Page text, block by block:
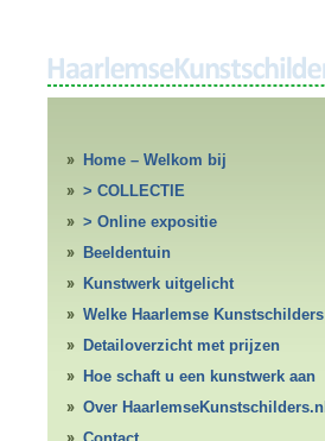
Home – Welkom bij
HaarlemseKunstschilders.nl
> COLLECTIE
> Online expositie
Beeldentuin
Kunstwerk uitgelicht
Welke Haarlemse Kunstschilders
Detailoverzicht met prijzen
Hoe schaft u een kunstwerk aan
Over HaarlemseKunstschilders.nl